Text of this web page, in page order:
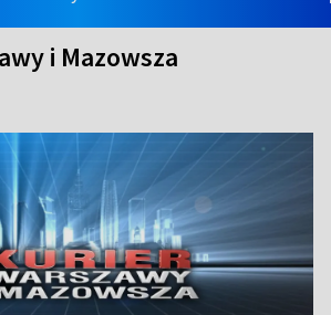
i Mazowsza